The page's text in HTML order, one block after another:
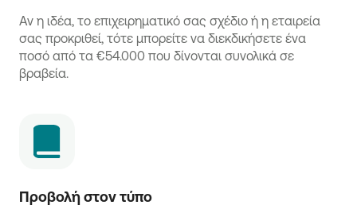
Αν η ιδέα, το επιχειρηματικό σας σχέδιο ή η εταιρεία
σας προκριθεί, τότε μπορείτε να διεκδικήσετε ένα
ποσό από τα €54.000 που δίνονται συνολικά σε
βραβεία.
Προβολή στον τύπο